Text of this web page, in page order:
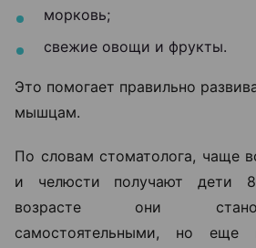
морковь;
свежие овощи и фрукты.
Это помогает правильно
мышцам.
По словам стоматолога, чаще
и челюсти получают дети
возрасте они
самостоятельными, но еще